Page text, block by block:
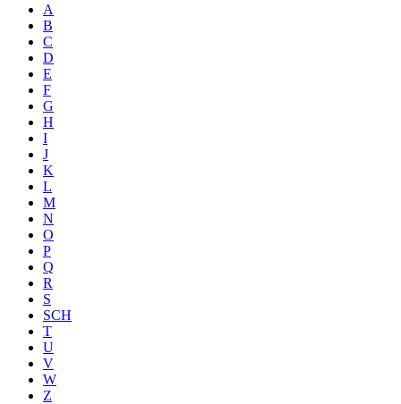
A
B
C
D
E
F
G
H
I
J
K
L
M
N
O
P
Q
R
S
SCH
T
U
V
W
Z